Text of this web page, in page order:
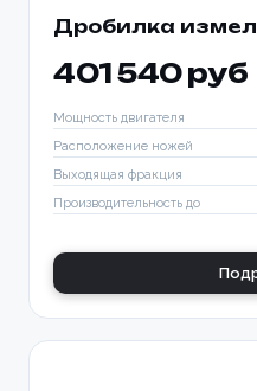
Дробилка
401 540 руб
Мощность двигателя
Расположение ножей
Выходящая фракция
Производительность до